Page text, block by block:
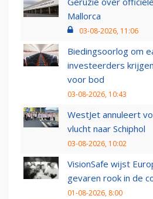
Mallorca
03-08-2026, 11:06
Biedingsoorlog om
investeerders
voor bod
03-08-2026, 10:43
WestJet annuleert
vlucht naar Schiphol
03-08-2026, 10:02
VisionSafe wijst
gevaren rook in de
01-08-2026, 8:00